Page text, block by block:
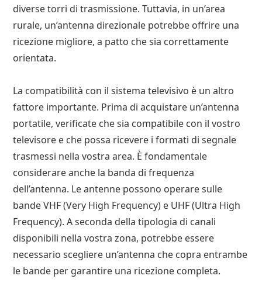
diverse torri di trasmissione. Tuttavia, in un’area
rurale, un’antenna direzionale potrebbe offrire una
ricezione migliore, a patto che sia correttamente
orientata.
La compatibilità con il sistema televisivo è un altro
fattore importante. Prima di acquistare un’antenna
portatile, verificate che sia compatibile con il vostro
televisore e che possa ricevere i formati di segnale
trasmessi nella vostra area. È fondamentale
considerare anche la banda di frequenza
dell’antenna. Le antenne possono operare sulle
bande VHF (Very High Frequency) e UHF (Ultra High
Frequency). A seconda della tipologia di canali
disponibili nella vostra zona, potrebbe essere
necessario scegliere un’antenna che copra entrambe
le bande per garantire una ricezione completa.